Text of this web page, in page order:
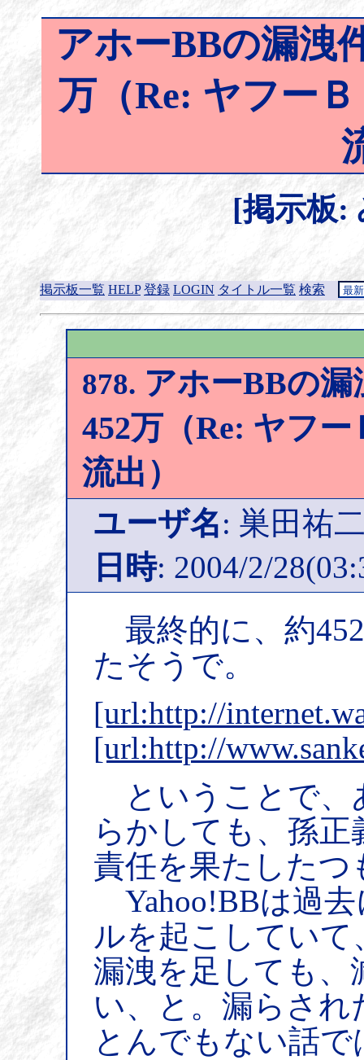
アホーBBの漏洩
万（Re: ヤフー
[掲示板:
掲示板一覧 HELP 登録 LOGIN タイトル一覧 検索
878. アホーBBの
452万（Re: ヤフ
流出）
ユーザ名: 巣田祐
日時: 2004/2/
最終的に、約
たそうで。
[url:http://
[url:http://
ということで、
らかしても、孫正
責任を果たした
Yahoo!BBは過
ルを起こしていて
漏洩を足しても、
い、と。漏らさ
とんでもない話